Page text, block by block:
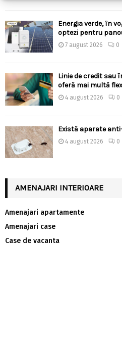
Energia verde, în
optezi pentru
7 august 2026 0
Linie de credit sau
oferă mai multă
4 august 2026 0
Există aparate
4 august 2026 0
AMENAJARI INTERIOARE
Amenajari apartamente
Amenajari case
Case de vacanta